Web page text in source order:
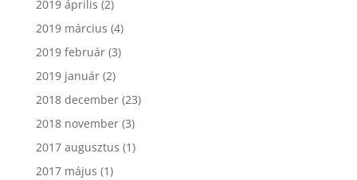
2019 április (2)
2019 március (4)
2019 február(3)
2019 január(2)
2018 december(23)
2018 november(3)
2017 augusztus (1)
2017 május (1)